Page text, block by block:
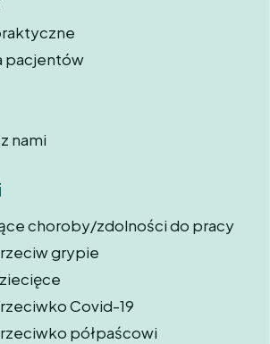
pacjentów
nami
choroby/zdolności do pracy
grypie
Covid-19
półpaścowi